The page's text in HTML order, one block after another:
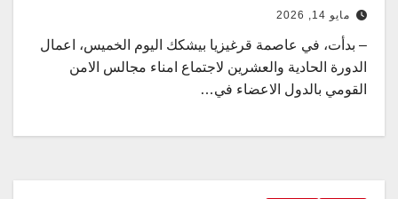
مايو 14, 2026
– بدأت، في عاصمة قرغيزيا بيشكك اليوم الخميس، اعمال
الدورة الحادية والعشرين لاجتماع امناء مجالس الامن
القومي بالدول الاعضاء في…